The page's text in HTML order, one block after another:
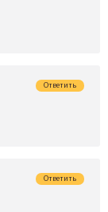
Ответить
Ответить